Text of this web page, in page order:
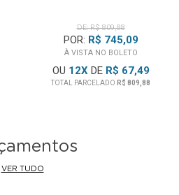
DE: R$ 809,88
POR: R$ 745,09
À VISTA NO BOLETO
OU 12XDE R$ 67,49
TOTAL PARCELADO R$ 809,88
VER TUDO